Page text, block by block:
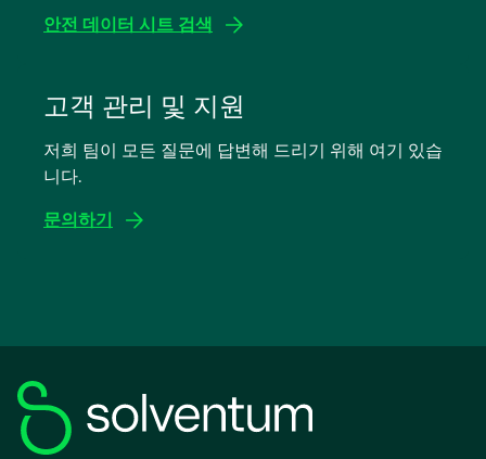
안전 데이터 시트 검색
고객 관리 및 지원
저희 팀이 모든 질문에 답변해 드리기 위해 여기 있습
니다.
문의하기